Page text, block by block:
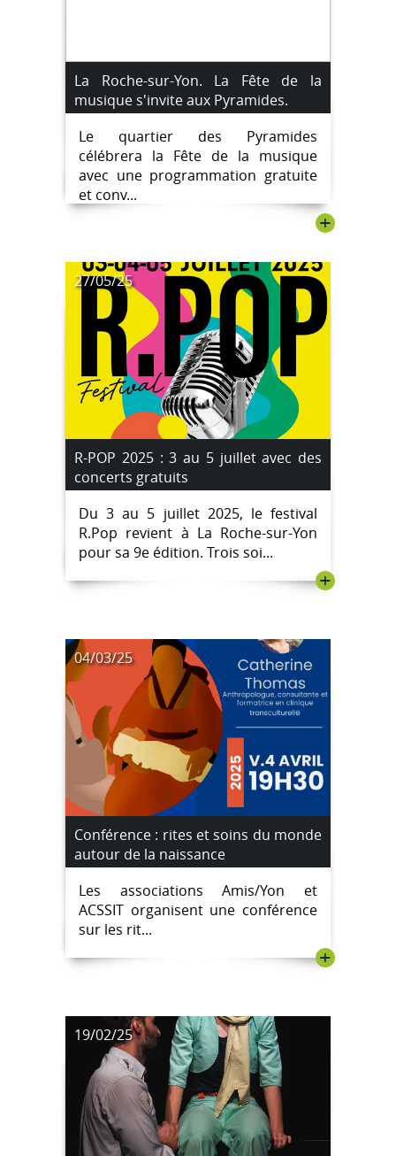
La Roche-sur-Yon. La Fête de la
musique s'invite aux Pyramides.
Le quartier des Pyramides
célébrera la Fête de la musique
avec une programmation gratuite
et conv...
+
27/05/25
R-POP 2025 : 3 au 5 juillet avec des
concerts gratuits
Du 3 au 5 juillet 2025, le festival
R.Pop revient à La Roche-sur-Yon
pour sa 9e édition. Trois soi...
+
04/03/25
Conférence : rites et soins du monde
autour de la naissance
Les associations Amis/Yon et
ACSSIT organisent une conférence
sur les rit...
+
19/02/25